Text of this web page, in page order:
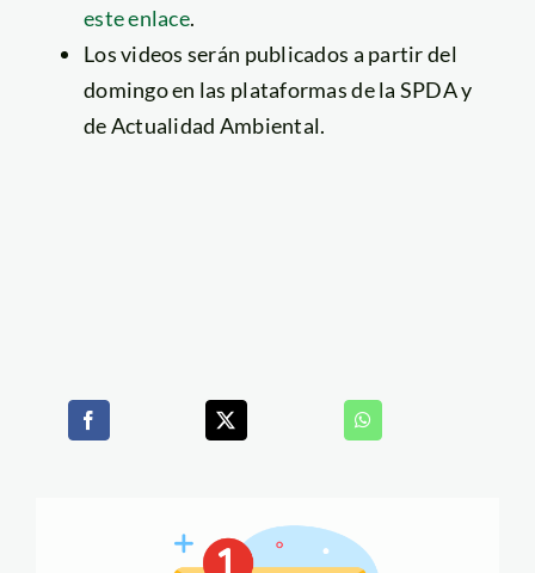
este enlace.
Los videos serán publicados a partir del
domingo en las plataformas de la SPDA y
de Actualidad Ambiental.